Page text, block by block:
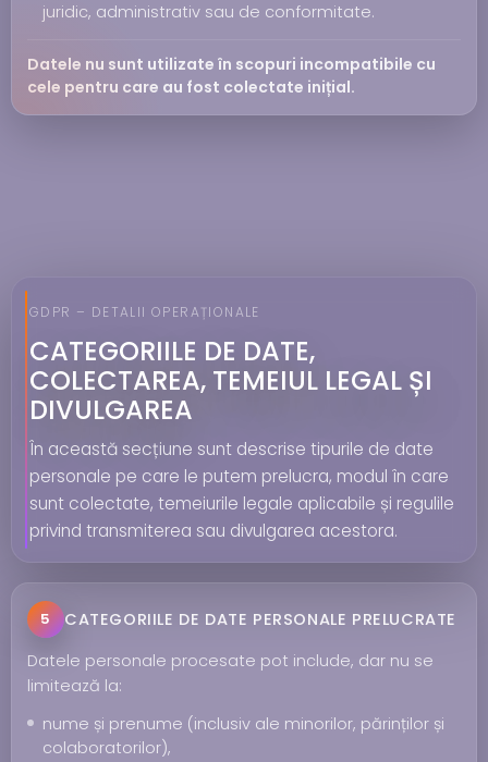
juridic, administrativ sau de conformitate.
Datele nu sunt utilizate în scopuri incompatibile cu
cele pentru care au fost colectate inițial.
GDPR – DETALII OPERAȚIONALE
CATEGORIILE DE DATE,
COLECTAREA, TEMEIUL LEGAL ȘI
DIVULGAREA
În această secțiune sunt descrise tipurile de date
personale pe care le putem prelucra, modul în care
sunt colectate, temeiurile legale aplicabile și regulile
privind transmiterea sau divulgarea acestora.
5
CATEGORIILE DE DATE PERSONALE PRELUCRATE
Datele personale procesate pot include, dar nu se
limitează la:
nume și prenume (inclusiv ale minorilor, părinților și
colaboratorilor),